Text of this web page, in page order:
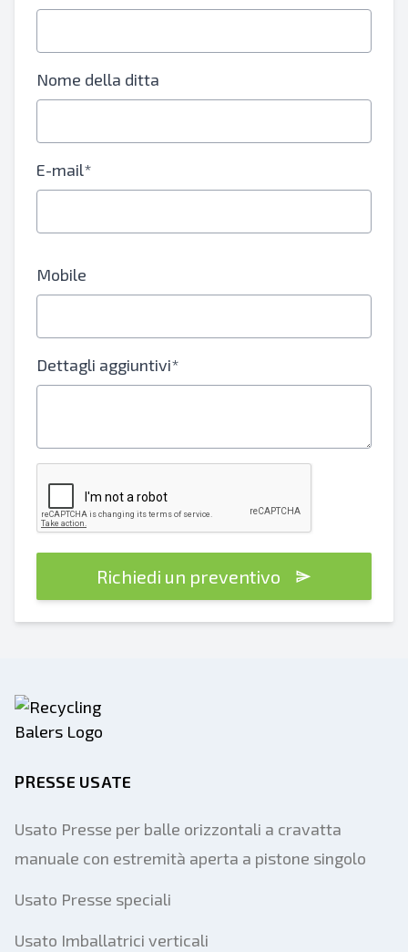
Nome della ditta
E-mail*
Mobile
Dettagli aggiuntivi*
Richiedi un preventivo
PRESSE USATE
Usato Presse per balle orizzontali a cravatta
manuale con estremità aperta a pistone singolo
Usato Presse speciali
Usato Imballatrici verticali